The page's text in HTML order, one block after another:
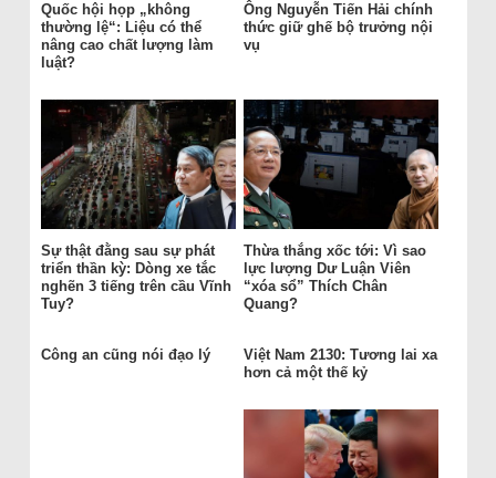
Quốc hội họp „không
thường lệ“: Liệu có thể
nâng cao chất lượng làm
luật?
Ông Nguyễn Tiến Hải chính
thức giữ ghế bộ trưởng nội
vụ
Sự thật đằng sau sự phát
triển thần kỳ: Dòng xe tắc
nghẽn 3 tiếng trên cầu Vĩnh
Tuy?
Thừa thắng xốc tới: Vì sao
lực lượng Dư Luận Viên
“xóa sổ” Thích Chân
Quang?
Công an cũng nói đạo lý
Việt Nam 2130: Tương lai xa
hơn cả một thế kỷ